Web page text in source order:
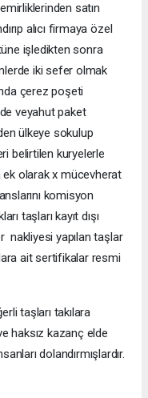
satın
alıcı firmaya özel
işledikten sonra
iki sefer olmak
çerez poşeti
veyahut paket
ülkeye sokulup
belirtilen kuryelerle
ek olarak x mücevherat
komisyon
taşları kayıt dışı
yapılan taşlar
ait sertifikalar resmi
taşları takılara
haksız kazanç elde
dolandırmışlardır.